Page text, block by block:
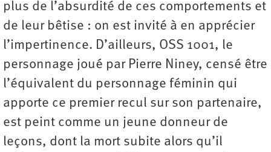
plus de l’absurdité de ces comportements et
de leur bêtise : on est invité à en apprécier
l’impertinence. D’ailleurs, OSS 1001, le
personnage joué par Pierre Niney, censé être
l’équivalent du personnage féminin qui
apporte ce premier recul sur son partenaire,
est peint comme un jeune donneur de
leçons, dont la mort subite alors qu’il